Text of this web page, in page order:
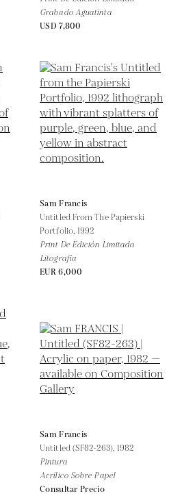
Grabado Aguatinta
USD 7,800
Sam Francis
Untitled From The Papierski
Portfolio,1992
Print De Edición Limitada
Litografía
EUR 6,000
Sam Francis
Untitled (SF82-263),1982
Pintura
Acrílico Sobre Papel
Consultar Precio